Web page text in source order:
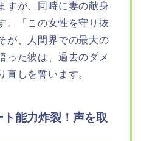
すが、同時に妻の献身
。「この女性を守り抜
が、人間界での最大の
った彼は、過去のダメ
直しを誓います。
ト能力炸裂！声を取